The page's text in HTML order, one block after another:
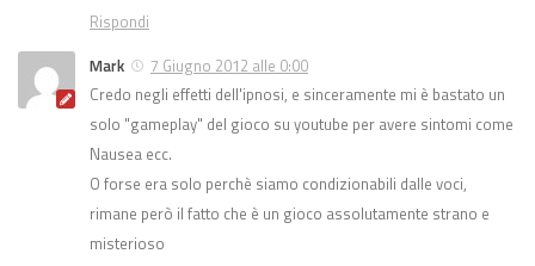
Rispondi
Mark
7 Giugno 2012 alle 0:00
Credo negli effetti dell'ipnosi, e sinceramente mi è bastato un
solo "gameplay" del gioco su youtube per avere sintomi come
Nausea ecc.
O forse era solo perchè siamo condizionabili dalle voci,
rimane però il fatto che è un gioco assolutamente strano e
misterioso